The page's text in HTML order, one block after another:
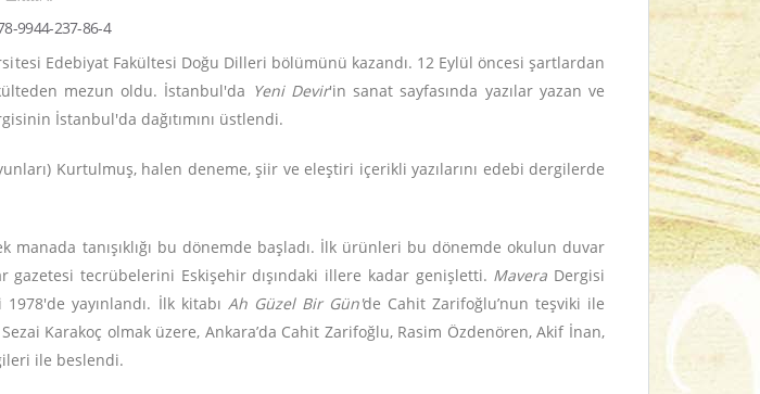
9944-237-86-4
Edebiyat Fakültesi Doğu Dilleri bölümünü kazandı. 12 Eylül öncesi şartlardan
mezun oldu. İstanbul'da Yeni Devir'in sanat sayfasında yazılar yazan ve
İstanbul'da dağıtımını üstlendi.
Kurtulmuş, halen deneme, şiir ve eleştiri içerikli yazılarını edebi dergilerde
manada tanışıklığı bu dönemde başladı. İlk ürünleri bu dönemde okulun duvar
gazetesi tecrübelerini Eskişehir dışındaki illere kadar genişletti. Mavera Dergisi
yayınlandı. İlk kitabı Ah Güzel Bir Gün'de Cahit Zarifoğlu’nun teşviki ile
Karakoç olmak üzere, Ankara’da Cahit Zarifoğlu, Rasim Özdenören, Akif İnan,
ile beslendi.